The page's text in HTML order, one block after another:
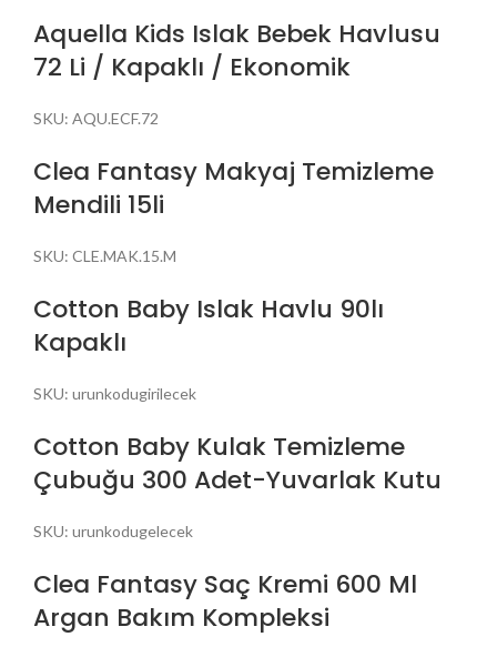
Aquella Kids Islak Bebek Havlusu
72 Li / Kapaklı / Ekonomik
SKU: AQU.ECF.72
Clea Fantasy Makyaj Temizleme
Mendili 15li
SKU: CLE.MAK.15.M
Cotton Baby Islak Havlu 90lı
Kapaklı
SKU: urunkodugirilecek
Cotton Baby Kulak Temizleme
Çubuğu 300 Adet-Yuvarlak Kutu
SKU: urunkodugelecek
Clea Fantasy Saç Kremi 600 Ml
Argan Bakım Kompleksi